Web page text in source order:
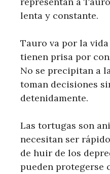
lenta y constante.
Tauro va por la
tienen prisa por
No se precipitan a
toman decisiones
detenidamente.
Las tortugas son
necesitan ser
de huir de los
pueden protegerse